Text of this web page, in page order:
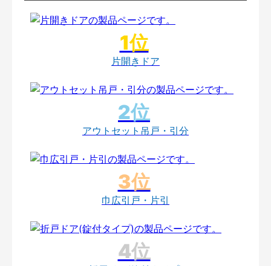
片開きドア
アウトセット吊戸・引分
巾広引戸・片引